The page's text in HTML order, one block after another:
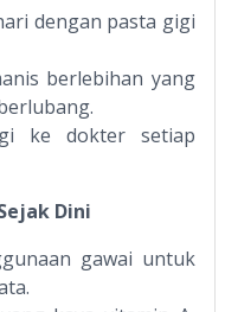
dengan pasta gigi
berlebihan yang
ke dokter setiap
Dini
gawai untuk